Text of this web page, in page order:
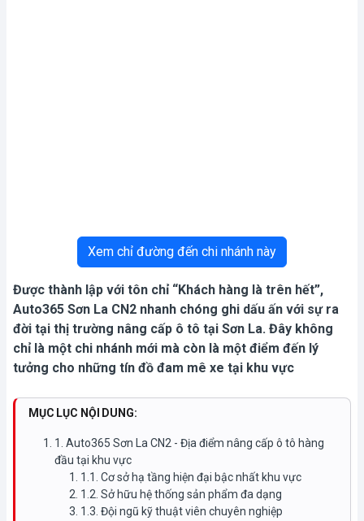
Xem chỉ đường đến chi nhánh này
Được thành lập với tôn chỉ “Khách hàng là trên hết”,
Auto365 Sơn La CN2 nhanh chóng ghi dấu ấn với sự ra
đời tại thị trường nâng cấp ô tô tại Sơn La. Đây không
chỉ là một chi nhánh mới mà còn là một điểm đến lý
tưởng cho những tín đồ đam mê xe tại khu vực
MỤC LỤC NỘI DUNG:
1. Auto365 Sơn La CN2 - Địa điểm nâng cấp ô tô hàng
đầu tại khu vực
1.1. Cơ sở hạ tầng hiện đại bậc nhất khu vực
1.2. Sở hữu hệ thống sản phẩm đa dạng
1.3. Đội ngũ kỹ thuật viên chuyên nghiệp